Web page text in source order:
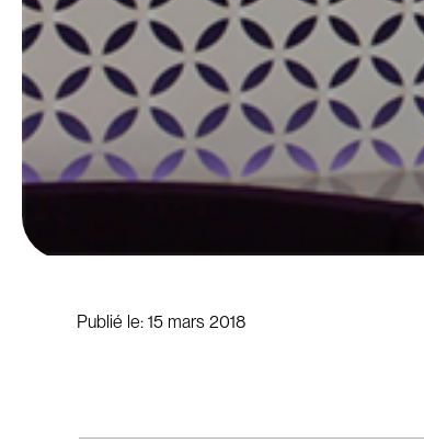
Publié le: 15 mars 2018